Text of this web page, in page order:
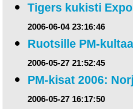
Tigers kukisti
2006-06-04 23:16:46
Ruotsille PM-kultaa
2006-05-27 21:52:45
PM-kisat 2006:
2006-05-27 16:17:50